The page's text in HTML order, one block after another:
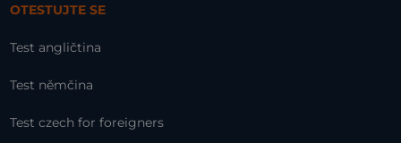
OTESTUJTE SE
Test angličtina
Test němčina
Test czech for foreigners